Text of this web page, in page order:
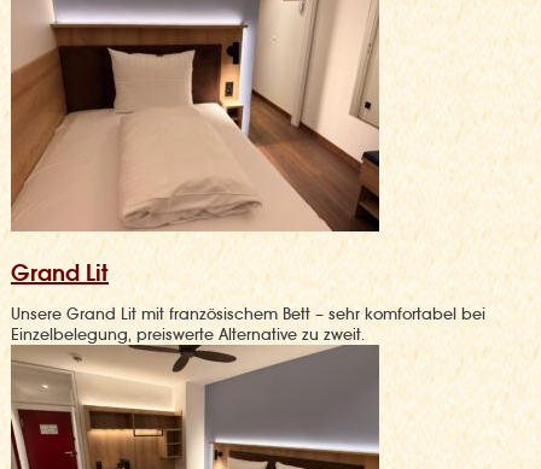
Grand Lit
Unsere Grand Lit mit französischem Bett – sehr komfortabel bei
Einzelbelegung, preiswerte Alternative zu zweit.